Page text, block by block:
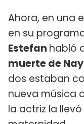
Ahora, en una
en su
Estefan habló
muerte de
dos estaban
nueva música
la actriz la